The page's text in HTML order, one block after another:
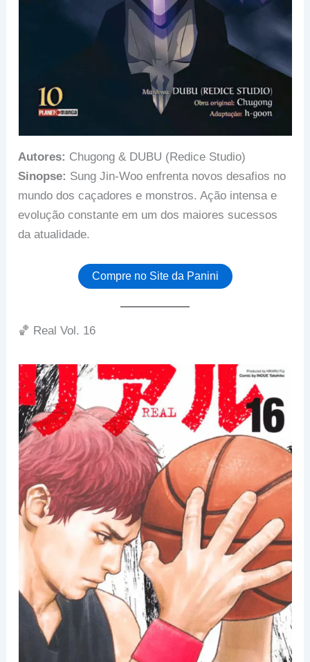
Autores: Chugong & DUBU (Redice Studio)
Sinopse: Sung Jin-Woo enfrenta novos desafios no
mundo dos caçadores e monstros. Ação intensa e
evolução constante em um dos maiores sucessos
da atualidade.
Compre no Site da Panini
🏀 Real Vol. 16